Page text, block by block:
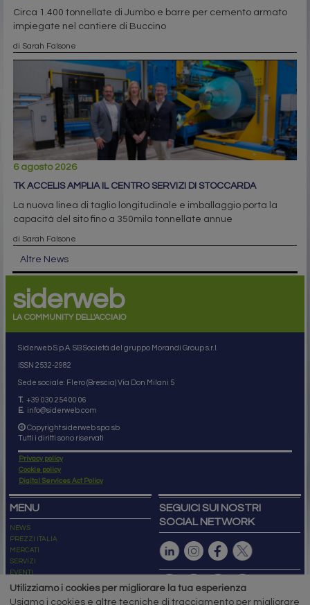
Circa 1.400 tonnellate di Jumbo e barre per cemento armato
impiegate nel cantiere di Buccino
di Sarah Falsone
6 agosto 2026
TK ACCELIS AMPLIA IL CENTRO SERVIZI DI STOCCARDA
La nuova linea di taglio longitudinale e imballaggio porta la
capacità del sito fino a 350mila tonnellate annue
di Sarah Falsone
Altre News
siderweb
LA COMMUNITY DELL'ACCIAIO
Siderweb S.p.A. SB Società del gruppo Morandi Group s.r.l.
ISSN 2532-2982
Sede sociale: Flero (Brescia) Via Don Milani 5
T. +39 030 254 00 06
E.
info@siderweb.com
Copyright siderweb spa sb
Tutti i diritti sono riservati
Privacy policy
Cookie policy
Digital Services Act Policy
MENU
NEWS
PREZZI ITALIA
MERCATI
SERVIZI
EVENTI
ABBONAMENTI
SEGUICI SUI NOSTRI
SOCIAL NETWORK
Utilizziamo i cookies per migliorare la tua esperienza
Usiamo i cookies e altre tecniche di tracciamento per migliorare